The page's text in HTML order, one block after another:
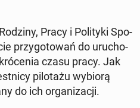
Pracy i Po­li­ty­ki Spo­
przy­go­to­wań do uru­cho­
czasu pracy. Jak
pi­lo­ta­żu wybiorą
do ich or­ga­ni­za­cji.